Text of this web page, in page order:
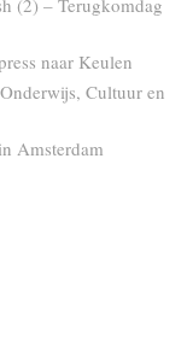
naar Keulen
Cultuur en
Amsterdam